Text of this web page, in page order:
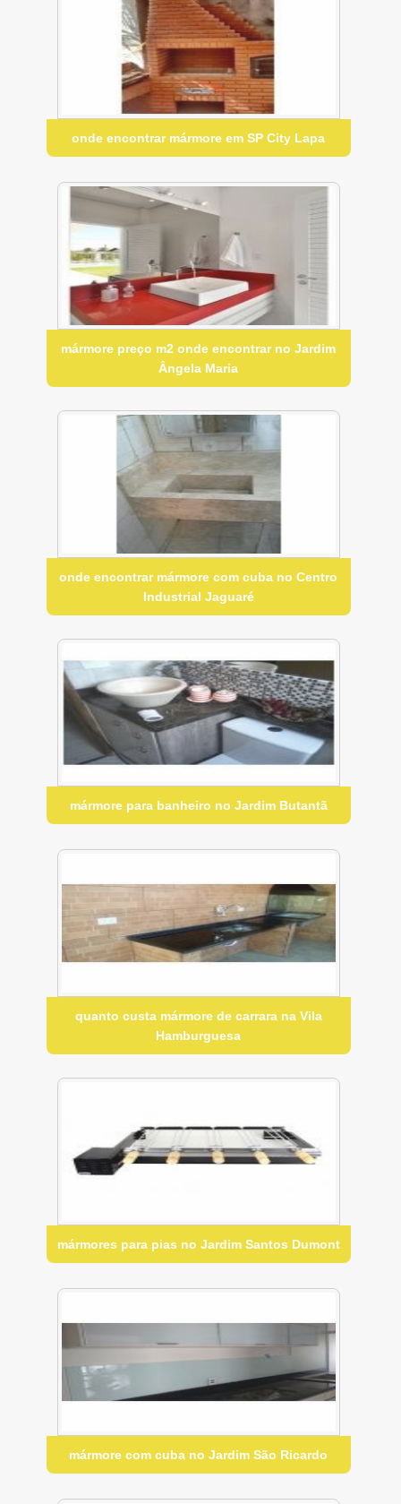
onde encontrar mármore em SP City Lapa
mármore preço m2 onde encontrar no Jardim
Ângela Maria
onde encontrar mármore com cuba no Centro
Industrial Jaguaré
mármore para banheiro no Jardim Butantã
quanto custa mármore de carrara na Vila
Hamburguesa
mármores para pias no Jardim Santos Dumont
mármore com cuba no Jardim São Ricardo